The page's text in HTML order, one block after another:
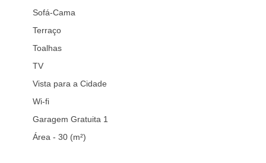
Sofá-Cama
Terraço
Toalhas
TV
Vista para a Cidade
Wi-fi
Garagem Gratuita 1
Área - 30 (m²)